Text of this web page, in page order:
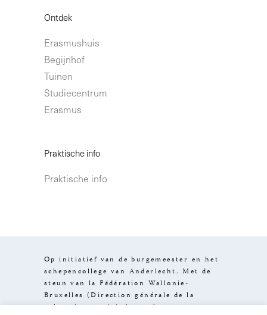
Ontdek
Erasmushuis
Begijnhof
Tuinen
Studiecentrum
Erasmus
Praktische info
Praktische info
Op initiatief van de burgemeester en het
schepencollege van Anderlecht. Met de
steun van la Fédération Wallonie-
Bruxelles (Direction générale de la
culture), van visit.brussels en van